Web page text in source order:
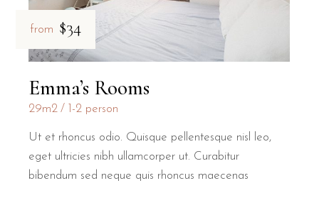
from $34
Emma’s Rooms
29m2 1-2 person
Ut et rhoncus odio. Quisque pellentesque nisl leo,
eget ultricies nibh ullamcorper ut. Curabitur
bibendum sed neque quis rhoncus maecenas